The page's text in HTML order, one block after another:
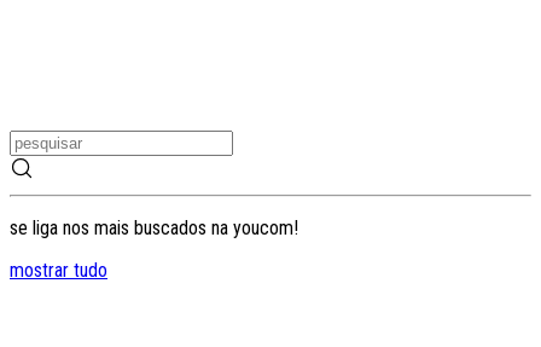
se liga nos mais buscados na youcom!
mostrar tudo